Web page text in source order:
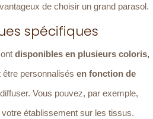
de choisir un grand parasol.
spécifiques
disponibles en plusieurs coloris,
être personnalisés en fonction de
Vous pouvez, par exemple,
établissement sur les tissus.